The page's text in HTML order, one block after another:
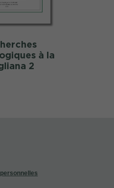
à la
2